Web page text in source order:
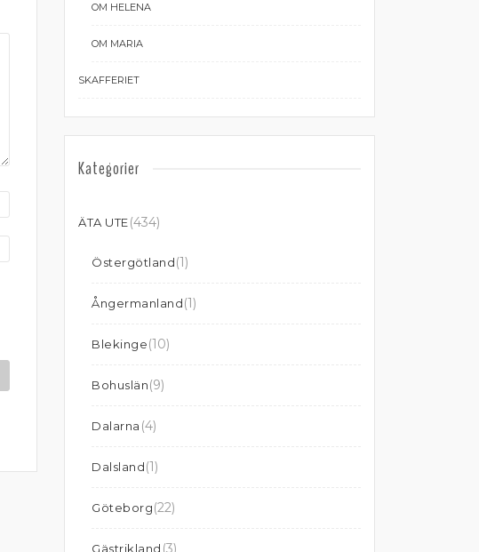
OM HELENA
OM MARIA
SKAFFERIET
Kategorier
ÄTA UTE(434)
Östergötland(1)
Ångermanland(1)
Blekinge(10)
Bohuslän(9)
Dalarna (4)
Dalsland(1)
Göteborg(22)
Gästrikland (3)